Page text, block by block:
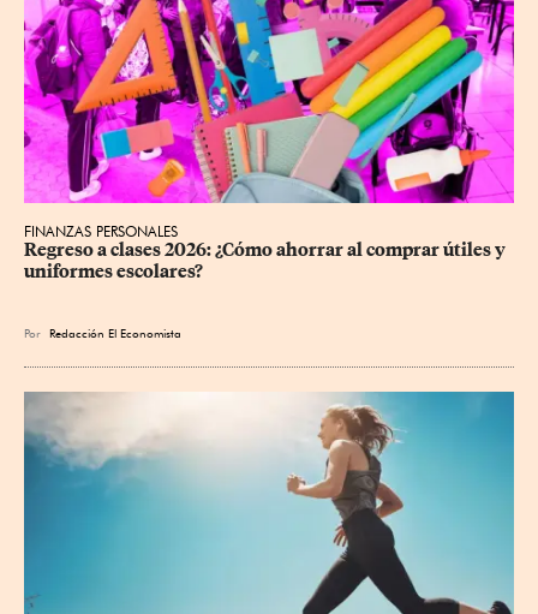
FINANZAS PERSONALES
Regreso a clases 2026: ¿Cómo ahorrar al comprar útiles y
uniformes escolares?
Por Redacción El Economista